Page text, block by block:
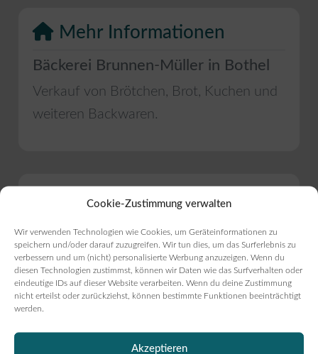
Cookie-Zustimmung verwalten
Wir verwenden Technologien wie Cookies, um Geräteinformationen zu
speichern und/oder darauf zuzugreifen. Wir tun dies, um das Surferlebnis zu
verbessern und um (nicht) personalisierte Werbung anzuzeigen. Wenn du
diesen Technologien zustimmst, können wir Daten wie das Surfverhalten oder
eindeutige IDs auf dieser Website verarbeiten. Wenn du deine Zustimmung
nicht erteilst oder zurückziehst, können bestimmte Funktionen beeinträchtigt
werden.
Akzeptieren
Mehr Informationen
Bäckerei Brunnen-Müller in Bothel
Verkauf von Brötchen, Brot, Kuchen und
weiteren Backwaren.
Fotos